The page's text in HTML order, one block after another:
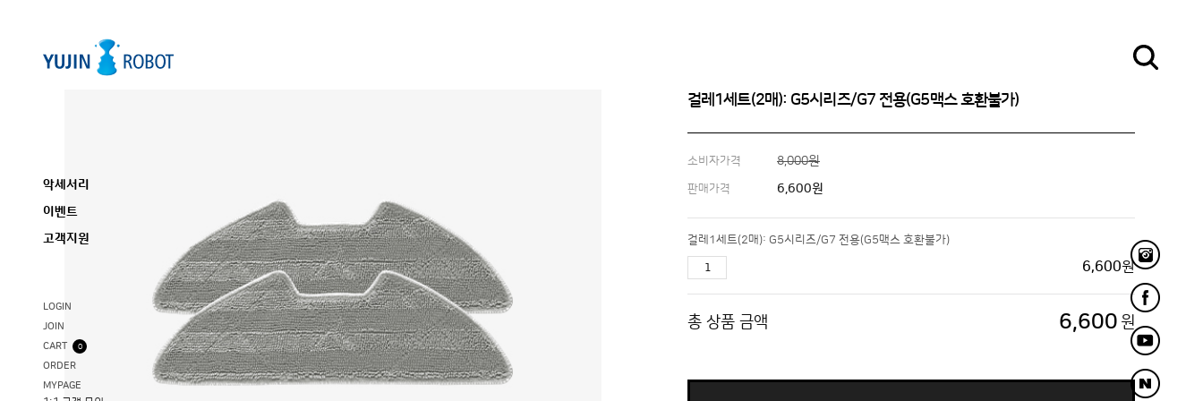
악세서리
이벤트
고객지원
LOGIN
JOIN
CART
0
ORDER
MYPAGE
걸레1세트(2매): G5시리즈/G7 전용(G5맥스 호환불가)
소비자가격 8,000원
판매가격 6,600원
걸레1세트(2매): G5시리즈/G7 전용(G5맥스 호환불가)
6,600원
총 상품 금액 6,600 원